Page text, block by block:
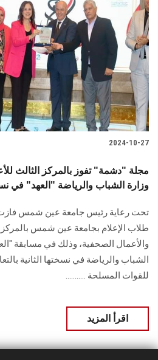
سجل الان
2024-10-27
مجلة "دشمة" تفوز بالمركز الثالث
وزارة الشباب والرياضة "العهد" في
تحت رعاية رئيس جامعة عين شمس
طلاب الإعلام بجامعة عين شمس
والأعمال الصحفية، ‏وذلك في مسابقة
الشباب والرياضة في نسختها الثانية
للقوات المسلحة ...........
اقرأ المزيد